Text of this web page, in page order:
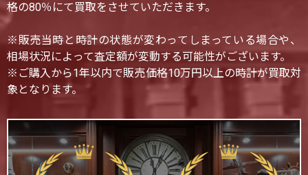
格の80％にて買取をさせていただきます。
※販売当時と時計の状態が変わってしまっている場合や、
相場状況によって査定額が変動する可能性がございます。
※ご購入から1年以内で販売価格10万円以上の時計が買取対
象となります。